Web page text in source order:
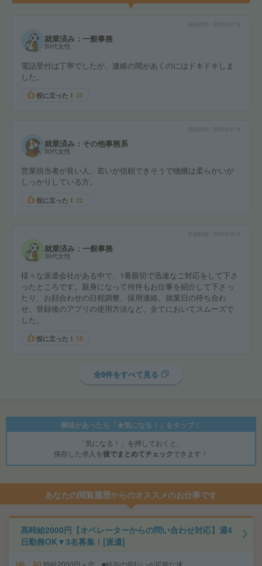
就業済み：一般事務
50代女性
電話受付は丁寧でしたが、連絡の間があくのにはドキドキしま
した。
役に立った！ 33
2024年01月
就業済み：その他事務系
50代女性
営業担当者が良い人。若いが信頼できそうで物腰は柔らかいが
しっかりしている方。
役に立った！ 22
2024年05月
就業済み：一般事務
30代女性
様々な派遣会社がある中で、1番親切で迅速なご対応をして下さ
ったところです。親身になって何件もお仕事を紹介して下さっ
たり、お顔合わせの日程調整、採用連絡、就業日の待ち合わ
せ、登録後のアプリの使用方法など、全てにおいてスムーズで
した。
役に立った！ 15
全8件をすべて見る
興味があったら「★気になる！」をタップ！
「気になる！」を押しておくと、
保存した求人を後でまとめてチェックできます！
あなたの閲覧履歴からのオススメのお仕事です
高時給2000円【オペレーターからの問い合わせ対応】週4
日勤務OK▼3名募集！[派遣]
時給2000円＋交 ■給与の前払いが可能な速